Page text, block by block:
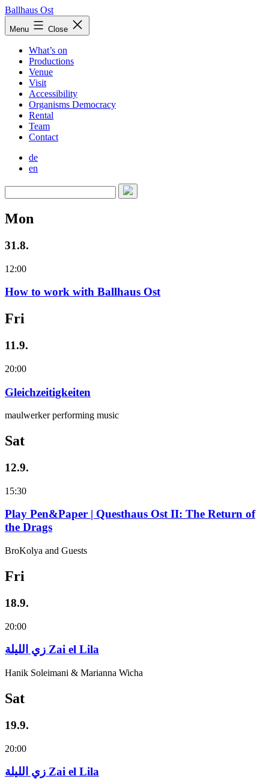
Skip
to
content
Ballhaus Ost
Ballhaus
Ost
Menu Close
What’s on
Productions
Venue
Visit
Accessibility
Organisms Democracy
Rental
Team
Contact
de
en
Mon
31.8.
12:00
How to work with Ballhaus Ost
Fri
11.9.
20:00
Gleichzeitigkeiten
maulwerker performing music
Sat
12.9.
15:30
Play Pen&Paper | Questhaus Ost II: The Return of
the Drags
BroKolya and Guests
Fri
18.9.
20:00
زي‌ اللیلة Zai el Lila
Hanik Soleimani & Marianna Wicha
Sat
19.9.
20:00
زي‌ اللیلة Zai el Lila